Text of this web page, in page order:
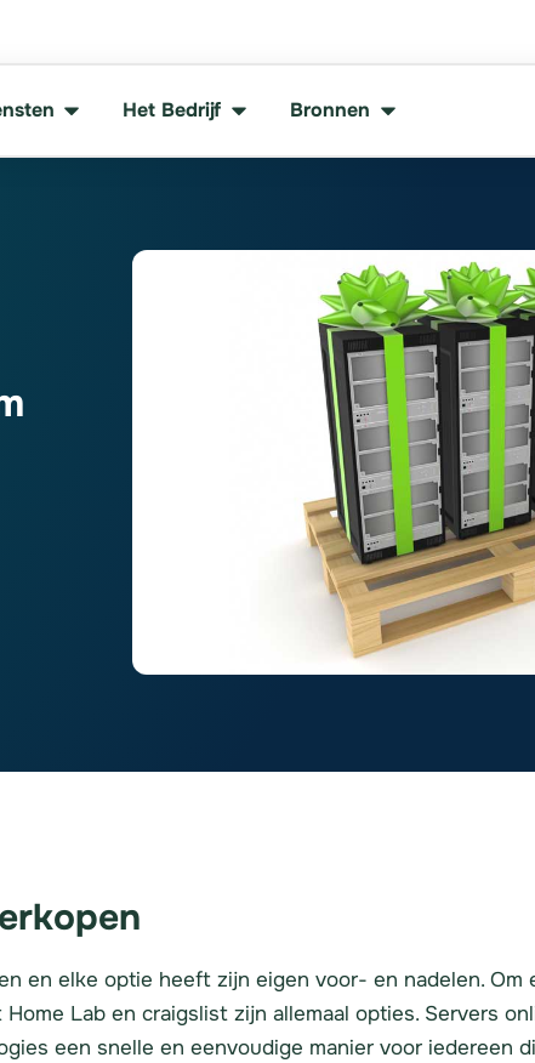
Het Bedrijf Bronnen
en elke optie heeft zijn eigen voor- en nadelen. Om
Lab en craigslist zijn allemaal opties. Servers
een snelle en eenvoudige manier voor iedereen